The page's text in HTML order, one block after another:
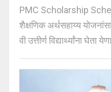
PMC Scholarship
शैक्षणिक अर्थसहाय्य
वी उत्तीर्ण विद्यार्थ्यांना घेता